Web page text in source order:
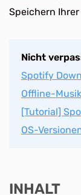
Speichern
Nicht
Spotify
Offline-
[Tutorial]
OS-
INHALT